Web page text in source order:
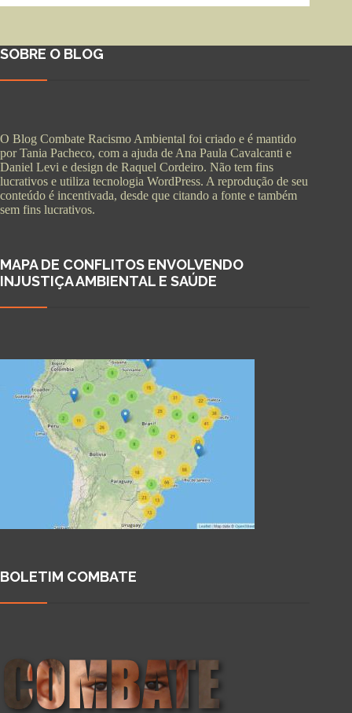
SOBRE O BLOG
O Blog Combate Racismo Ambiental foi criado e é mantido
por Tania Pacheco, com a ajuda de Ana Paula Cavalcanti e
Daniel Levi e design de Raquel Cordeiro. Não tem fins
lucrativos e utiliza tecnologia WordPress. A reprodução de seu
conteúdo é incentivada, desde que citando a fonte e também
sem fins lucrativos.
MAPA DE CONFLITOS ENVOLVENDO
INJUSTIÇA AMBIENTAL E SAÚDE
BOLETIM COMBATE